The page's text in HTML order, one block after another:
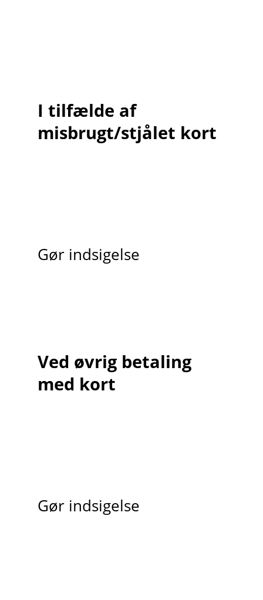
I tilfælde af
misbrugt/stjålet kort
Gør indsigelse
Ved øvrig betaling
med kort
Gør indsigelse